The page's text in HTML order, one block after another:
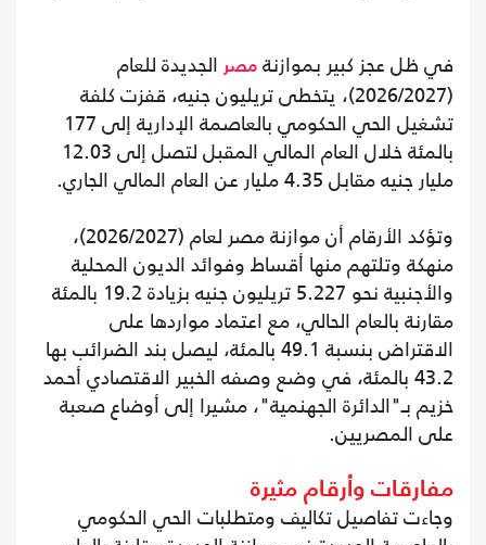
في ظل عجز كبير بموازنة مصر الجديدة للعام
(2026/2027)، يتخطى تريليون جنيه، قفزت كلفة
تشغيل الحي الحكومي بالعاصمة الإدارية إلى 177
بالمئة خلال العام المالي المقبل لتصل إلى 12.03
مليار جنيه مقابل 4.35 مليار عن العام المالي الجاري.
وتؤكد الأرقام أن موازنة مصر لعام (2026/2027)،
منهكة وتلتهم منها أقساط وفوائد الديون المحلية
والأجنبية نحو 5.227 تريليون جنيه بزيادة 19.2 بالمئة
مقارنة بالعام الحالي، مع اعتماد مواردها على
الاقتراض بنسبة 49.1 بالمئة، ليصل بند الضرائب بها
43.2 بالمئة، في وضع وصفه الخبير الاقتصادي أحمد
خزيم بـ"الدائرة الجهنمية"، مشيرا إلى أوضاع صعبة
على المصريين.
مفارقات وأرقام مثيرة
وجاءت تفاصيل تكاليف ومتطلبات الحي الحكومي